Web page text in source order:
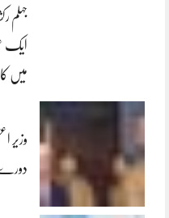
جہلم
ایک
میں
وزیر
دورے